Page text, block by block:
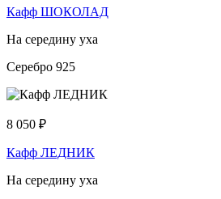
Кафф ШОКОЛАД
На середину уха
Серебро 925
8 050 ₽
Кафф ЛЕДНИК
На середину уха